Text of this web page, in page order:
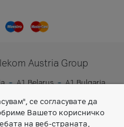
Austria Group
A1 Belarus
A1 Bulgaria
се согласувате да
Вашето корисничко
на веб-страната,